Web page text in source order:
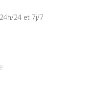
24 et 7j/7